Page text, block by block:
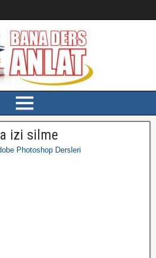
izi silme
Photoshop Dersleri